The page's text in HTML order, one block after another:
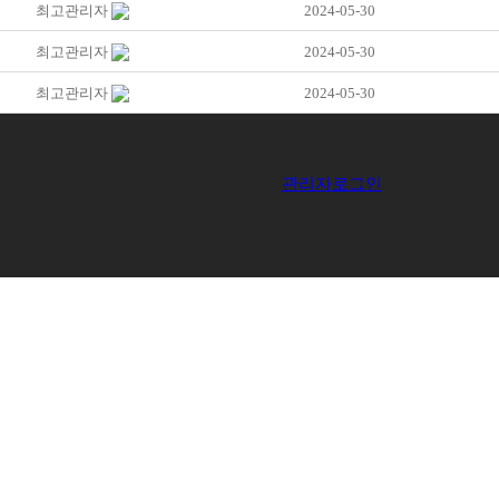
최고관리자 2024-05-30
최고관리자 2024-05-30
최고관리자 2024-05-30
관리자로그인